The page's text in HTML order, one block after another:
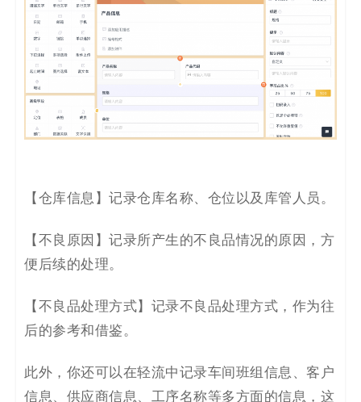
【 仓库信息 】 记录仓库名称、仓位以及库管人员。
【不良原因】记录所产生的不良品情况的原因，方
便后续的处理。
【不良品处理方式】记录不良品处理方式，作为往
后的参考和借鉴。
此外，你还可以在轻流中记录车间班组信息、客户
信息、供应商信息、工序名称等多方面的信息，这